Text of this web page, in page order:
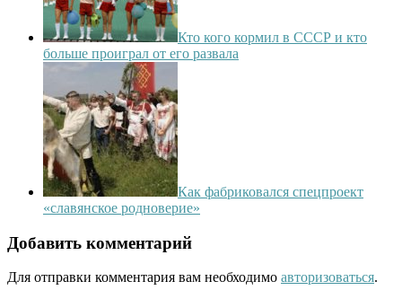
Кто кого кормил в СССР и кто
больше проиграл от его развала
Как фабриковался спецпроект
«славянское родноверие»
Добавить комментарий
Для отправки комментария вам необходимо авторизоваться.